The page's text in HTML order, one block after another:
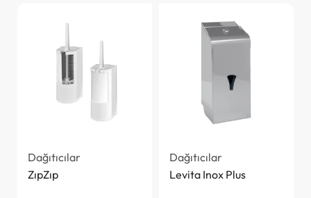
Dağıtıcılar
ZıpZıp
Dağıtıcılar
Levita Inox Plus